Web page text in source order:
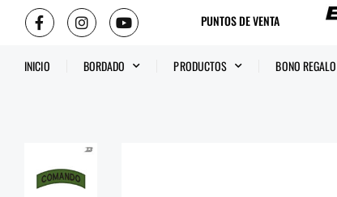
PUNTOS DE VENTA
INICIO BORDADO PRODUCTOS BONO REGALO